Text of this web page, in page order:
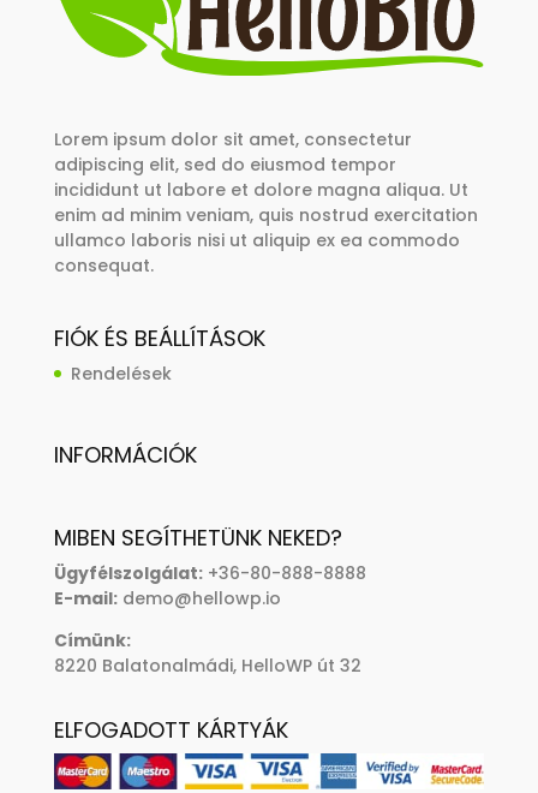
Lorem ipsum dolor sit amet, consectetur
adipiscing elit, sed do eiusmod tempor
incididunt ut labore et dolore magna aliqua. Ut
enim ad minim veniam, quis nostrud exercitation
ullamco laboris nisi ut aliquip ex ea commodo
consequat.
FIÓK ÉS BEÁLLÍTÁSOK
Rendelések
INFORMÁCIÓK
MIBEN SEGÍTHETÜNK NEKED?
Ügyfélszolgálat:+36-80-888-8888
E-mail:demo@hellowp.io
Címünk:
8220 Balatonalmádi, HelloWP út 32
ELFOGADOTT KÁRTYÁK